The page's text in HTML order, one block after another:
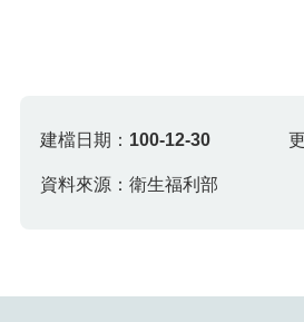
建檔日期： 100-12-30
資料來源：衛生福利部